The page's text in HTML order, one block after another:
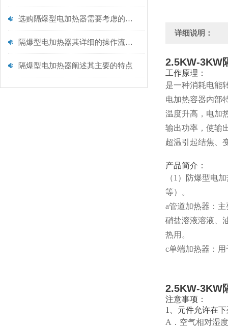
选购隔爆型电加热器需要考虑的因素
隔爆型电加热器其详细的操作流程如下
隔爆型电加热器阐述其主要的特点
详细说明：
2.5KW-3KW
工作原理：
是一种消耗电能
电加热容器内部
温度升高，电加
输出功率，使输
超温引起结焦、
产品简介：
（1）防爆型电
等）。
a管道加热器：
硝盐溶液溶液、
热用。
c单端加热器：
2.5KW-3KW
注意事项：
1、元件允许在
A．空气相对湿